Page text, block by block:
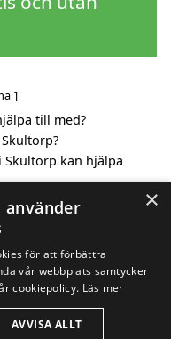
till med?
Skultorp kan hjälpa
omgivande städerna
Aps
×
använder
för att förbättra
vår webbplats samtycker
cookiepolicy. Läs mer
AVVISA ALLT